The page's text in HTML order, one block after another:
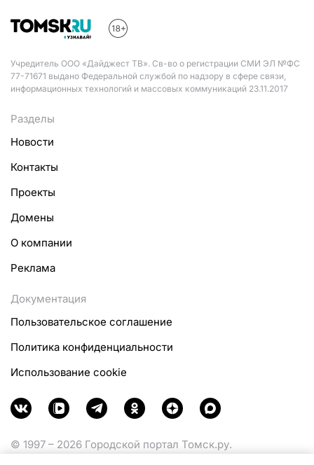
Учредитель ООО «Дайджест ТВ». Св-во о регистрации СМИ ЭЛ №ФС
77-71671 выдано Федеральной службой по надзору в сфере связи,
информационных технологий и массовых коммуникаций 23.11.2017
Разделы
Новости
Контакты
Проекты
Домены
О компании
Реклама
Документация
Пользовательское соглашение
Политика конфиденциальности
Использование cookie
© 1997 – 2026 Городской портал Томск.ру.